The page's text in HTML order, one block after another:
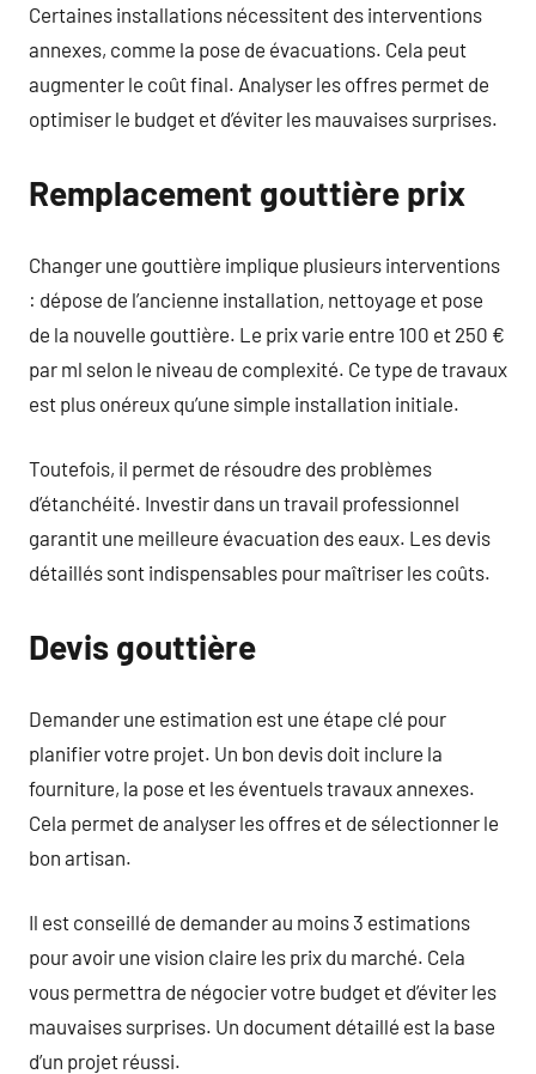
Certaines installations nécessitent des interventions
annexes, comme la pose de évacuations. Cela peut
augmenter le coût final. Analyser les offres permet de
optimiser le budget et d’éviter les mauvaises surprises.
Remplacement gouttière prix
Changer une gouttière implique plusieurs interventions
: dépose de l’ancienne installation, nettoyage et pose
de la nouvelle gouttière. Le prix varie entre 100 et 250 €
par ml selon le niveau de complexité. Ce type de travaux
est plus onéreux qu’une simple installation initiale.
Toutefois, il permet de résoudre des problèmes
d’étanchéité. Investir dans un travail professionnel
garantit une meilleure évacuation des eaux. Les devis
détaillés sont indispensables pour maîtriser les coûts.
Devis gouttière
Demander une estimation est une étape clé pour
planifier votre projet. Un bon devis doit inclure la
fourniture, la pose et les éventuels travaux annexes.
Cela permet de analyser les offres et de sélectionner le
bon artisan.
Il est conseillé de demander au moins 3 estimations
pour avoir une vision claire les prix du marché. Cela
vous permettra de négocier votre budget et d’éviter les
mauvaises surprises. Un document détaillé est la base
d’un projet réussi.